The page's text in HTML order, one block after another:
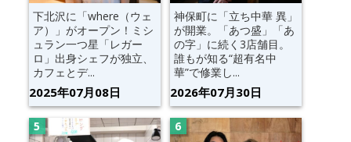
下北沢に「where（ウェ
ア）」がオープン！ミシ
ュラン一つ星「レガー
ロ」出身シェフが独立、
カフェとデ...
2025年07月08日
神保町に「立ち中華 異」
が開業。「あつ盛」「あ
の字」に続く3店舗目。
誰もが知る“超有名中
華”で修業し...
2026年07月30日